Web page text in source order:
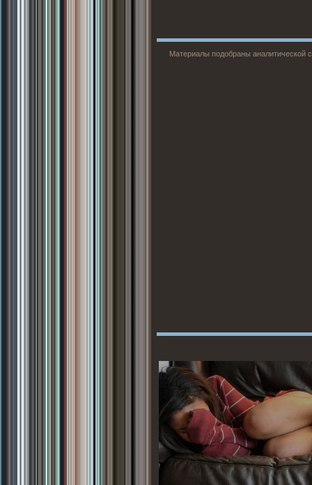
Материалы подобраны аналитической